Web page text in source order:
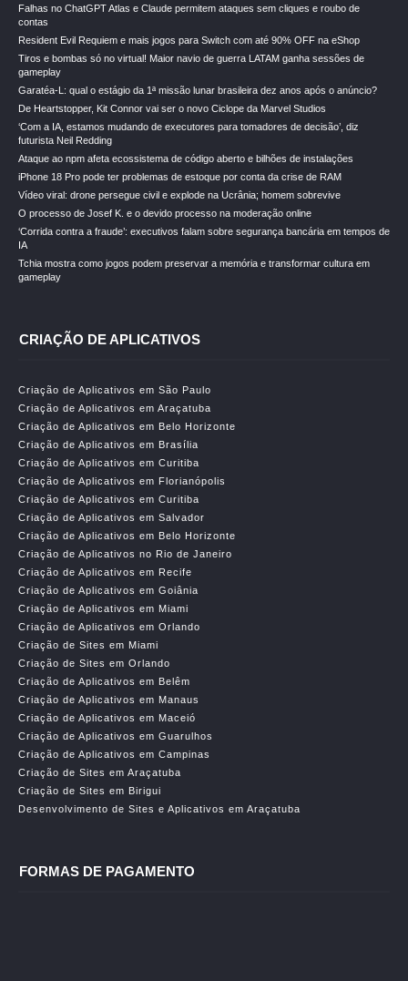
Falhas no ChatGPT Atlas e Claude permitem ataques sem cliques e roubo de
contas
Resident Evil Requiem e mais jogos para Switch com até 90% OFF na eShop
Tiros e bombas só no virtual! Maior navio de guerra LATAM ganha sessões de
gameplay
Garatéa-L: qual o estágio da 1ª missão lunar brasileira dez anos após o anúncio?
De Heartstopper, Kit Connor vai ser o novo Ciclope da Marvel Studios
‘Com a IA, estamos mudando de executores para tomadores de decisão’, diz
futurista Neil Redding
Ataque ao npm afeta ecossistema de código aberto e bilhões de instalações
iPhone 18 Pro pode ter problemas de estoque por conta da crise de RAM
Vídeo viral: drone persegue civil e explode na Ucrânia; homem sobrevive
O processo de Josef K. e o devido processo na moderação online
‘Corrida contra a fraude’: executivos falam sobre segurança bancária em tempos de
IA
Tchia mostra como jogos podem preservar a memória e transformar cultura em
gameplay
CRIAÇÃO DE APLICATIVOS
Criação de Aplicativos em São Paulo
Criação de Aplicativos em Araçatuba
Criação de Aplicativos em Belo Horizonte
Criação de Aplicativos em Brasília
Criação de Aplicativos em Curitiba
Criação de Aplicativos em Florianópolis
Criação de Aplicativos em Curitiba
Criação de Aplicativos em Salvador
Criação de Aplicativos em Belo Horizonte
Criação de Aplicativos no Rio de Janeiro
Criação de Aplicativos em Recife
Criação de Aplicativos em Goiânia
Criação de Aplicativos em Miami
Criação de Aplicativos em Orlando
Criação de Sites em Miami
Criação de Sites em Orlando
Criação de Aplicativos em Belêm
Criação de Aplicativos em Manaus
Criação de Aplicativos em Maceió
Criação de Aplicativos em Guarulhos
Criação de Aplicativos em Campinas
Criação de Sites em Araçatuba
Criação de Sites em Birigui
Desenvolvimento de Sites e Aplicativos em Araçatuba
FORMAS DE PAGAMENTO